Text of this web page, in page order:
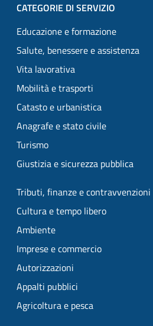
CATEGORIE DI SERVIZIO
Educazione e formazione
Salute, benessere e assistenza
Vita lavorativa
Mobilità e trasporti
Catasto e urbanistica
Anagrafe e stato civile
Turismo
Giustizia e sicurezza pubblica
Tributi, finanze e contravvenzioni
Cultura e tempo libero
Ambiente
Imprese e commercio
Autorizzazioni
Appalti pubblici
Agricoltura e pesca